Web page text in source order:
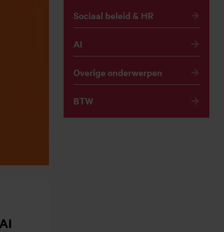
Sociaal beleid & HR
AI
Overige onderwerpen
BTW